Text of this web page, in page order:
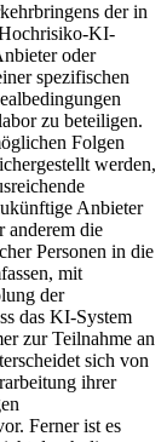
der in
KI-
oder
spezifischen
zu beteiligen.
Folgen
werden,
Anbieter
anderem die
Personen in die
mit
der
das KI-System
zur Teilnahme an
sich von
ihrer
Ferner ist es